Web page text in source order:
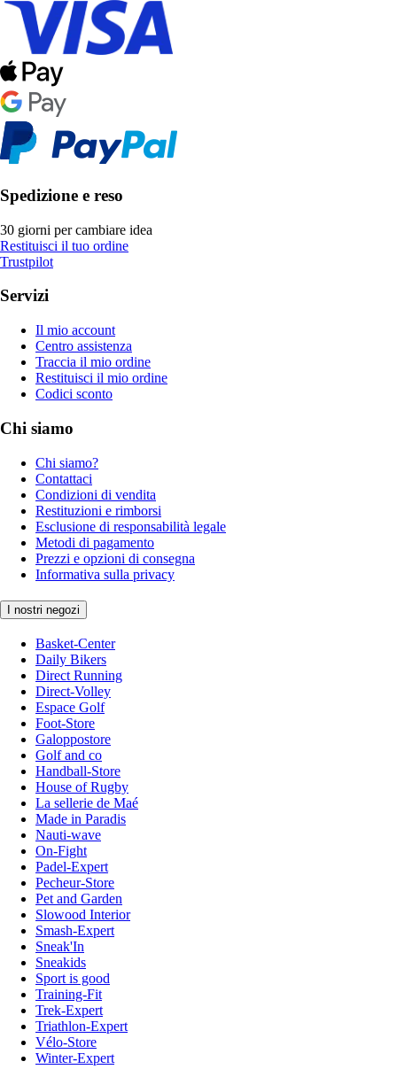
Spedizione e reso
30 giorni per cambiare idea
Restituisci il tuo ordine
Trustpilot
Servizi
Il mio account
Centro assistenza
Traccia il mio ordine
Restituisci il mio ordine
Codici sconto
Chi siamo
Chi siamo?
Contattaci
Condizioni di vendita
Restituzioni e rimborsi
Esclusione di responsabilità legale
Metodi di pagamento
Prezzi e opzioni di consegna
Informativa sulla privacy
I nostri negozi
Basket-Center
Daily Bikers
Direct Running
Direct-Volley
Espace Golf
Foot-Store
Galoppostore
Golf and co
Handball-Store
House of Rugby
La sellerie de Maé
Made in Paradis
Nauti-wave
On-Fight
Padel-Expert
Pecheur-Store
Pet and Garden
Slowood Interior
Smash-Expert
Sneak'In
Sneakids
Sport is good
Training-Fit
Trek-Expert
Triathlon-Expert
Vélo-Store
Winter-Expert